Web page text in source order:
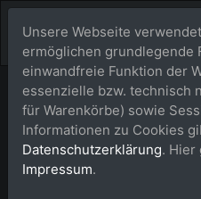
Wir freuen uns sehr über Ihr
Unternehmen. Datenschutz
Unsere Webseite
ermöglichen grundlegende
einwandfreie Funktion der
essenzielle bzw. technisch
für Warenkörbe) sowie
Informationen zu Cookies
Datenschutzerklärung. Hier
Impressum.